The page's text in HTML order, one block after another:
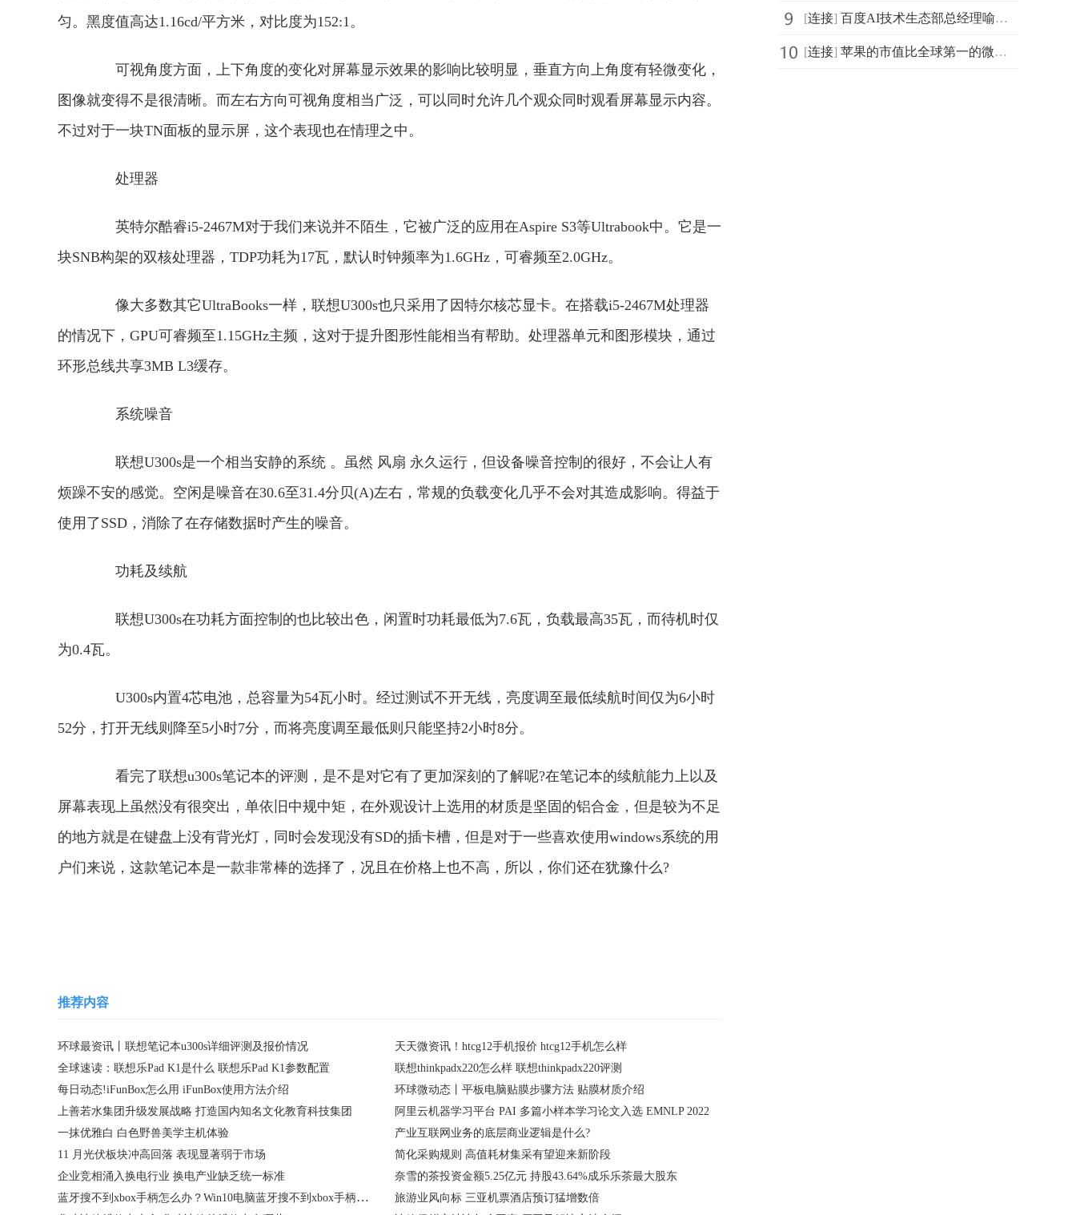
匀。黑度值高达1.16cd/平方米，对比度为152:1。
可视角度方面，上下角度的变化对屏幕显示效果的影响比较明显，垂直方向上角度有轻微变化，
图像就变得不是很清晰。而左右方向可视角度相当广泛，可以同时允许几个观众同时观看屏幕显示内容。
不过对于一块TN面板的显示屏，这个表现也在情理之中。
处理器
英特尔酷睿i5-2467M对于我们来说并不陌生，它被广泛的应用在Aspire S3等Ultrabook中。它是一
块SNB构架的双核处理器，TDP功耗为17瓦，默认时钟频率为1.6GHz，可睿频至2.0GHz。
像大多数其它UltraBooks一样，联想U300s也只采用了因特尔核芯显卡。在搭载i5-2467M处理器
的情况下，GPU可睿频至1.15GHz主频，这对于提升图形性能相当有帮助。处理器单元和图形模块，通过
环形总线共享3MB L3缓存。
系统噪音
联想U300s是一个相当安静的系统 。虽然 风扇 永久运行，但设备噪音控制的很好，不会让人有
烦躁不安的感觉。空闲是噪音在30.6至31.4分贝(A)左右，常规的负载变化几乎不会对其造成影响。得益于
使用了SSD，消除了在存储数据时产生的噪音。
功耗及续航
联想U300s在功耗方面控制的也比较出色，闲置时功耗最低为7.6瓦，负载最高35瓦，而待机时仅
为0.4瓦。
U300s内置4芯电池，总容量为54瓦小时。经过测试不开无线，亮度调至最低续航时间仅为6小时
52分，打开无线则降至5小时7分，而将亮度调至最低则只能坚持2小时8分。
看完了联想u300s笔记本的评测，是不是对它有了更加深刻的了解呢?在笔记本的续航能力上以及
屏幕表现上虽然没有很突出，单依旧中规中矩，在外观设计上选用的材质是坚固的铝合金，但是较为不足
的地方就是在键盘上没有背光灯，同时会发现没有SD的插卡槽，但是对于一些喜欢使用windows系统的用
户们来说，这款笔记本是一款非常棒的选择了，况且在价格上也不高，所以，你们还在犹豫什么?
推荐内容
环球最资讯丨联想笔记本u300s详细评测及报价情况
天天微资讯！htcg12手机报价 htcg12手机怎么样
全球速读：联想乐Pad K1是什么 联想乐Pad K1参数配置
联想thinkpadx220怎么样 联想thinkpadx220评测
每日动态!iFunBox怎么用 iFunBox使用方法介绍
环球微动态丨平板电脑贴膜步骤方法 贴膜材质介绍
上善若水集团升级发展战略 打造国内知名文化教育科技集团
阿里云机器学习平台 PAI 多篇小样本学习论文入选 EMNLP 2022
一抹优雅白 白色野兽美学主机体验
产业互联网业务的底层商业逻辑是什么?
11 月光伏板块冲高回落 表现显著弱于市场
简化采购规则 高值耗材集采有望迎来新阶段
企业竞相涌入换电行业 换电产业缺乏统一标准
奈雪的茶投资金额5.25亿元 持股43.64%成乐乐茶最大股东
蓝牙搜不到xbox手柄怎么办？Win10电脑蓝牙搜不到xbox手柄的十个解决方案
旅游业风向标 三亚机票酒店预订猛增数倍
[连接] 百度AI技术生态部总经理喻友平正式发布：“智慧工厂解决
[连接] 苹果的市值比全球第一的微软市值低了93亿美元，差距接近